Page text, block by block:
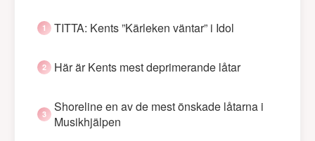
TITTA: Kents ”Kärleken väntar” i Idol
Här är Kents mest deprimerande låtar
Shoreline en av de mest önskade låtarna i
Musikhjälpen